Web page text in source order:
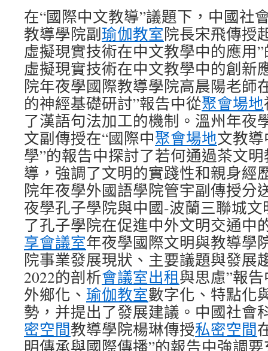
在“國際中文教導”議題下，中國社
教導學院副瑜伽教室院長宋飛傳授
虛擬現實技術在中文教學中的應用
虛擬現實技術在中文教學中的創新
院年夜學國際教導學院高晨陽老師
的神經基礎研討”報告中從聚會場地
了漢語句法加工的機制。溫州年夜
文副傳授在“國際中聚會場地文教
學”的報告中探討了若何通過茶文
導，強調了文明的實踐性和親身經
院年夜學外國語學院管宇副傳授分
夜學孔子學院與中國-波蘭三聯城
了孔子學院在促進中外文明交通中
享會議室年夜學國際文明與教導學
院事業發展現狀、主要議題與發
2022的剖析會議室出租與思慮”報
外鄉化、 瑜伽教室數字化、特點化
勢，并提出了發展建議。中國社會
密空間教導學院楊琳傳授私密空間
明傳承與國際傳播”的報告中強調